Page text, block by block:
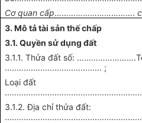
Cơ quan cấp…………………………….
3. Mô tả tài sản thế chấp
3.1. Quyền sử dụng đất
3.1.1. Thửa đất số:
......................................... ;
Loại đất
3.1.2. Địa chỉ thửa đất: